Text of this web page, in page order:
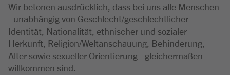
Wir betonen ausdrücklich, dass bei uns alle Menschen
- unabhängig von Geschlecht/geschlechtlicher
Identität, Nationalität, ethnischer und sozialer
Herkunft, Religion/Weltanschauung, Behinderung,
Alter sowie sexueller Orientierung - gleichermaßen
willkommen sind.